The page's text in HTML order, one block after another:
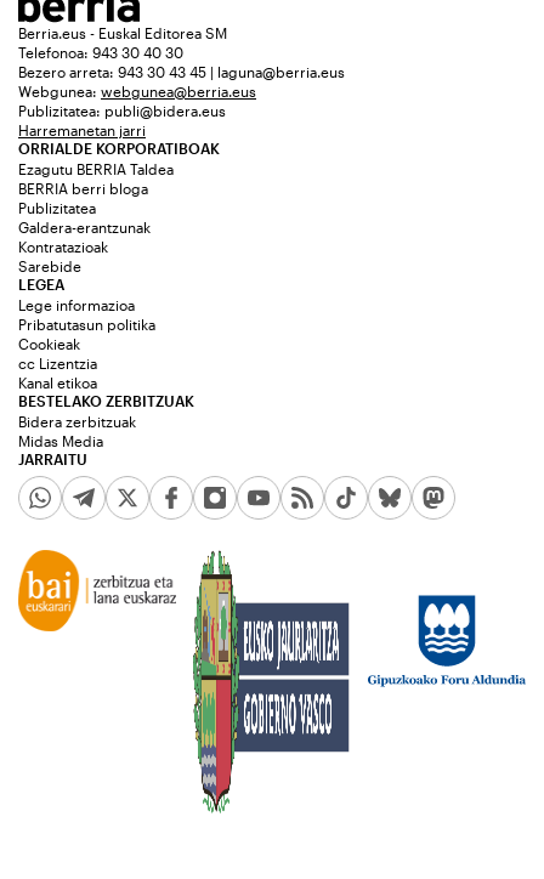
Berria.eus - Euskal Editorea SM
Telefonoa: 943 30 40 30
Bezero arreta: 943 30 43 45 | laguna@berria.eus
Webgunea: webgunea@berria.eus
Publizitatea: publi@bidera.eus
Harremanetan jarri
ORRIALDE KORPORATIBOAK
Ezagutu BERRIA Taldea
BERRIA berri bloga
Publizitatea
Galdera-erantzunak
Kontratazioak
Sarebide
JARRAITU
LEGEA
Lege informazioa
Pribatutasun politika
Cookieak
cc Lizentzia
Kanal etikoa
BESTELAKO ZERBITZUAK
Bidera zerbitzuak
Midas Media